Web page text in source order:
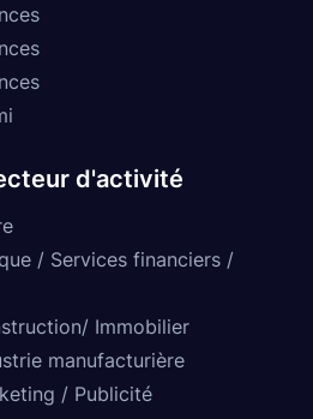
d'activité
/ Services financiers /
Immobilier
manufacturière
/ Publicité